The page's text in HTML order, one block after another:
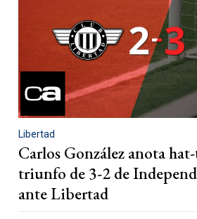
Libertad
Carlos González anota
triunfo de 3-2 de
ante Libertad